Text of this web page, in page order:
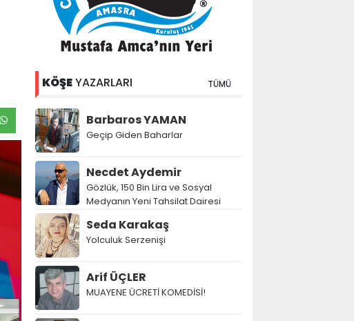
KÖŞEYAZARLARI TÜMÜ
Barbaros YAMAN
Geçip Giden Baharlar
Necdet Aydemir
Gözlük, 150 Bin Lira ve Sosyal
Medyanın Yeni Tahsilat Dairesi
Seda Karakaş
Yolculuk Serzenişi
Arif ÜÇLER
MUAYENE ÜCRETİ KOMEDİSİ!